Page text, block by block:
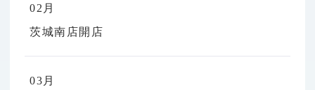
02月
茨城南店開店
03月